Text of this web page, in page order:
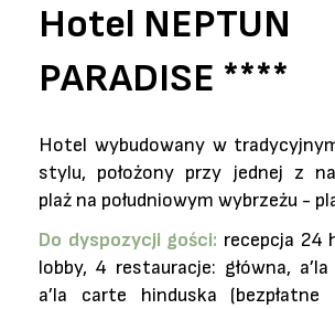
Hotel NEPTUN
PARADISE ****
Hotel wybudowany w
stylu, położony przy jednej z
plaż na południowym wybrzeżu -
Do dyspozycji gości: recepcja 24
lobby, 4 restauracje: główna, a’la
a’la carte hinduska